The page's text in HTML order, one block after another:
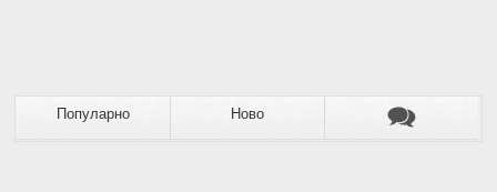
Популарно Ново